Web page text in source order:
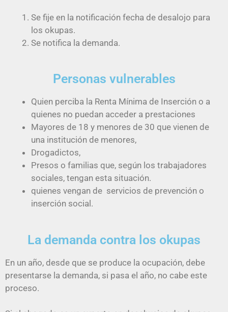
Se fije en la notificación fecha de desalojo para
los okupas.
Se notifica la demanda.
Personas vulnerables
Quien perciba la Renta Mínima de Inserción o a
quienes no puedan acceder a prestaciones
Mayores de 18 y menores de 30 que vienen de
una institución de menores,
Drogadictos,
Presos o familias que, según los trabajadores
sociales, tengan esta situación.
quienes vengan de servicios de prevención o
inserción social.
La demanda contra los okupas
En un año, desde que se produce la ocupación, debe
presentarse la demanda, si pasa el año, no cabe este
proceso.